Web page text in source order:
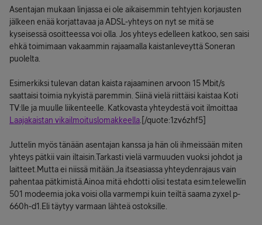
Asentajan mukaan linjassa ei ole aikaisemmin tehtyjen korjausten
jälkeen enää korjattavaa ja ADSL-yhteys on nyt se mitä se
kyseisessä osoitteessa voi olla. Jos yhteys edelleen katkoo, sen saisi
ehkä toimimaan vakaammin rajaamalla kaistanleveyttä Soneran
puolelta.
Esimerkiksi tulevan datan kaista rajaaminen arvoon 15 Mbit/s
saattaisi toimia nykyistä paremmin. Siinä vielä riittäisi kaistaa Koti
TV:lle ja muulle liikenteelle. Katkovasta yhteydestä voit ilmoittaa
Laajakaistan vikailmoituslomakkeella .[/quote:1zv6zhf5]
Juttelin myös tänään asentajan kanssa ja hän oli ihmeissään miten
yhteys pätkii vain iltaisin.Tarkasti vielä varmuuden vuoksi johdot ja
laitteet.Mutta ei niissä mitään.Ja itseasiassa yhteydenrajaus vain
pahentaa pätkimistä.Ainoa mitä ehdotti olisi testata esim.telewellin
501 modeemia joka voisi olla varmempi kuin teiltä saama zyxel p-
660h-d1.Eli täytyy varmaan lähteä ostoksille.